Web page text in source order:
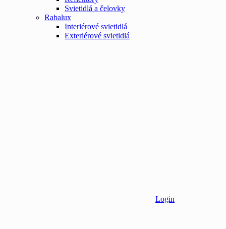
Svietidlá a čelovky
Rabalux
Interiérové svietidlá
Exteriérové svietidlá
Login